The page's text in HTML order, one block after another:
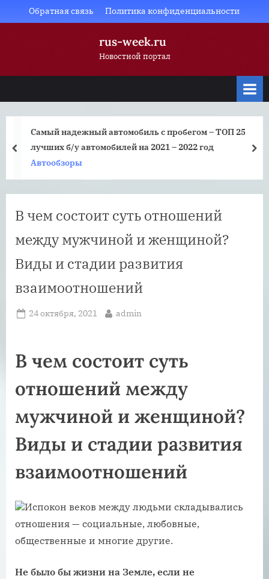
to
Обратная связь Политика конфиденциальности
rus-week.ru
Новостной портал
Самый надежный автомобиль с пробегом – ТОП 25
лучших б/у автомобилей на 2021 – 2022 год
Автообзоры
prev
В чем состоит суть отношений
между мужчиной и женщиной?
Виды и стадии развития
взаимоотношений
Posted
24 октября, 2021 By
admin
В чем состоит суть
отношений между
мужчиной и женщиной?
Виды и стадии развития
взаимоотношений
Испокон веков между людьми складывались
отношения — социальные, любовные,
общественные и многие другие.
Не было бы жизни на Земле, если не